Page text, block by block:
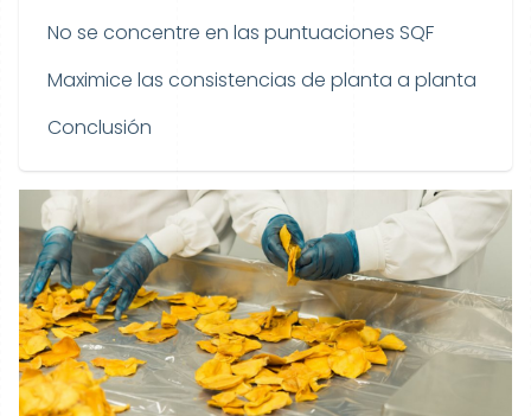
No se concentre en las puntuaciones SQF
Maximice las consistencias de planta a planta
Conclusión